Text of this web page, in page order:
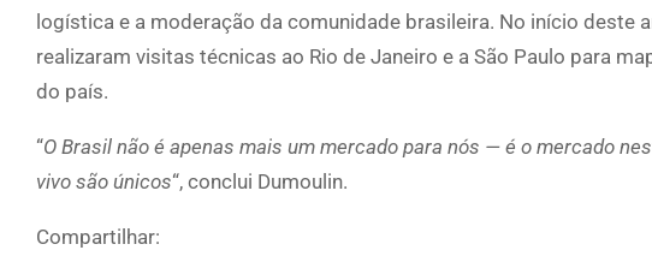
logística e a moderação da comunidade brasileira. No início deste
realizaram visitas técnicas ao Rio de Janeiro e a São Paulo para
do país.
“O Brasil não é apenas mais um mercado para nós — é o mercado
vivo são únicos“, conclui Dumoulin.
Compartilhar: